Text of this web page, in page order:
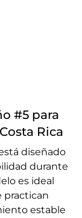
#5 para
Rica
diseñado
durante
es ideal
practican
estable